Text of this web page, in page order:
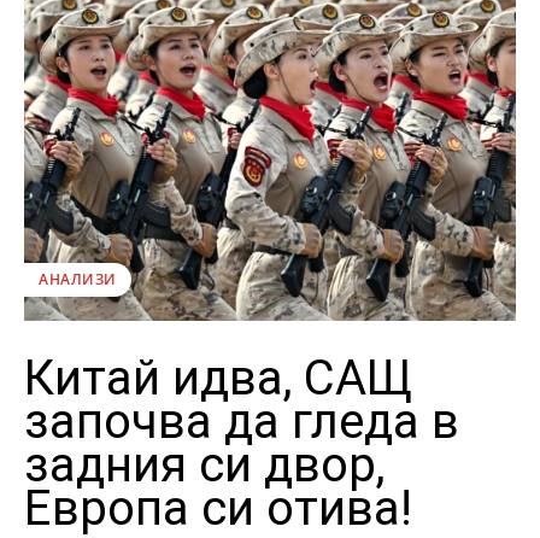
АНАЛИЗИ
Китай идва, САЩ
започва да гледа в
задния си двор,
Европа си отива!